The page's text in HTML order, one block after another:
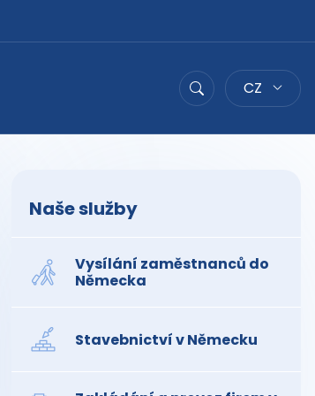
Hledat
CZ
Naše služby
Vysílání zaměstnanců do
Německa
Stavebnictví v Německu